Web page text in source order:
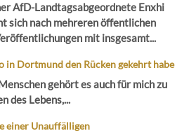
AfD-Landtagsabgeordnete Enxhi
sich nach mehreren öffentlichen
mit insgesamt...
in Dortmund den Rücken gekehrt habe
gehört es auch für mich zu
des Lebens,...
einer Unauffälligen